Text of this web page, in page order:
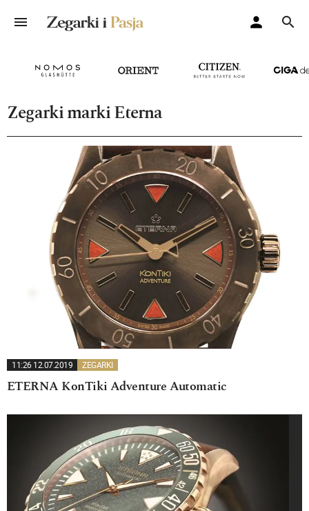
Zegarki marki Eterna
11:26 12.07.2019 ZEGARKI
ETERNA KonTiki Adventure Automatic